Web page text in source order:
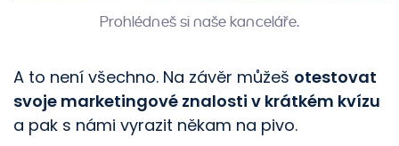
Prohlédneš si naše kanceláře.
A to není všechno. Na závěr můžeš otestovat
svoje marketingové znalosti v krátkém kvízu
a pak s námi vyrazit někam na pivo.